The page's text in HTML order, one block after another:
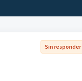
Sin responder